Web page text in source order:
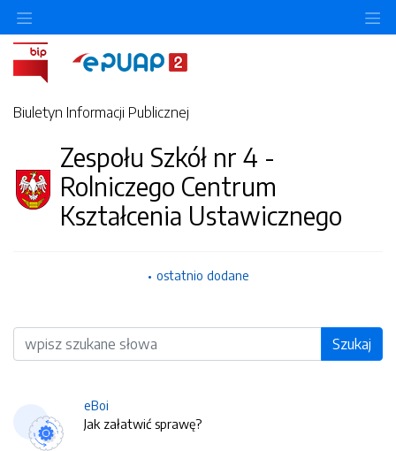
Biuletyn Informacji Publicznej
Zespołu Szkół nr 4 -
Rolniczego Centrum
Kształcenia Ustawicznego
ostatnio dodane
Wyszukiwarka Szukaj
eBoi
Jak załatwić sprawę?